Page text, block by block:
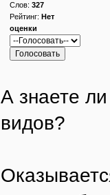
Слов: 327
Рейтинг: Нет
оценки
А знаете
видов?